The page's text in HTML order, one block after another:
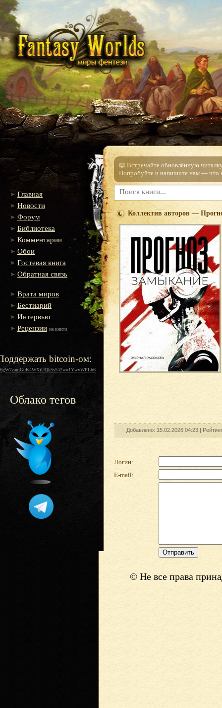
Главная
Новости
Форум
Библиотека
Комментарии
Обои
Гостевая книга
Обратная связь
Врата миров
Бестиарий
Интервью
Рецензии на книги
bitcoin-ом:
Облако тегов
📖 Встречайте обновлённую
Попробуйте и напишите нам — что
Коллектив авторов —
Добавлено: 15.02.2026 04:23 |
Логин:
E-mail:
© Не все права